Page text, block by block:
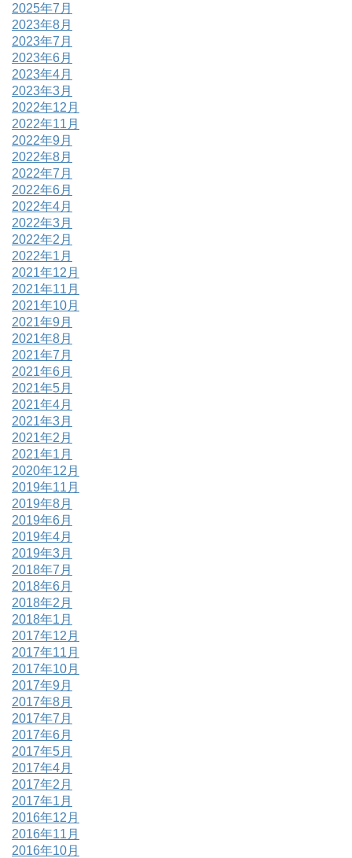
2025年7月
2023年8月
2023年7月
2023年6月
2023年4月
2023年3月
2022年12月
2022年11月
2022年9月
2022年8月
2022年7月
2022年6月
2022年4月
2022年3月
2022年2月
2022年1月
2021年12月
2021年11月
2021年10月
2021年9月
2021年8月
2021年7月
2021年6月
2021年5月
2021年4月
2021年3月
2021年2月
2021年1月
2020年12月
2019年11月
2019年8月
2019年6月
2019年4月
2019年3月
2018年7月
2018年6月
2018年2月
2018年1月
2017年12月
2017年11月
2017年10月
2017年9月
2017年8月
2017年7月
2017年6月
2017年5月
2017年4月
2017年2月
2017年1月
2016年12月
2016年11月
2016年10月